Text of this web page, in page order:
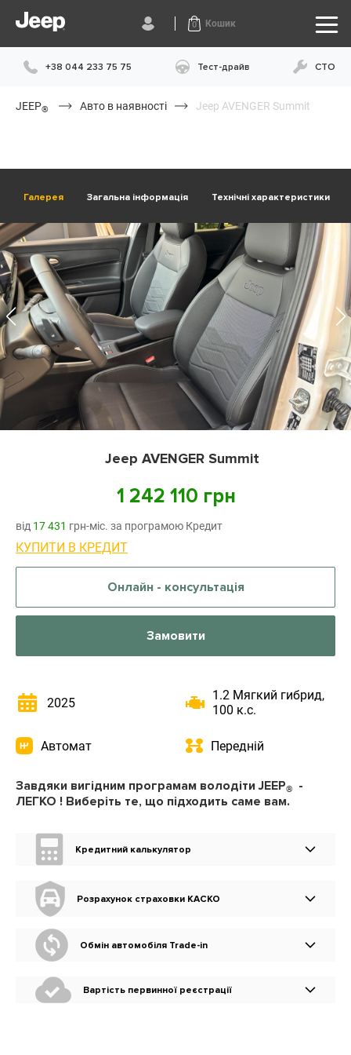
0 Кошик
+38 044 233 75 75 Тест-драйв СТО
JEEP® Авто в наявності Jeep AVENGER Summit
Галерея Загальна інформація Технічні характеристики
Jeep AVENGER Summit
1 242 110 грн
від 17 431 грн-міс. за програмою Кредит
КУПИТИ В КРЕДИТ
Онлайн - консультація
Замовити
2025
1.2 Мягкий гибрид,
100 к.с.
Автомат Передній
Завдяки вигідним програмам володіти JEEP®
-
ЛЕГКО ! Виберіть те, що підходить саме вам.
Кредитний калькулятор
Розрахунок страховки КАСКО
Обмін автомобіля Trade-in
Вартість первинної реєстрації